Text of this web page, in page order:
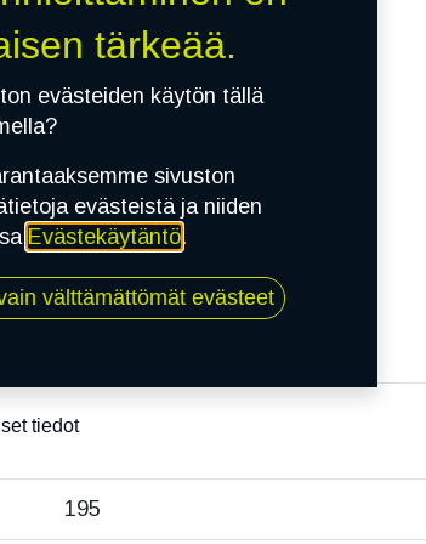
Jaa
Toimitusehdot
tiedot
195
tärkeää.
evästeiden käytön tällä
sivuston
evästeistä ja niiden
Evästekäytäntö.
välttämättömät evästeet